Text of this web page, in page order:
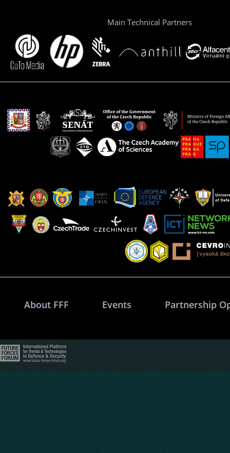
Main Technical Partners
About FFF Events Partnership